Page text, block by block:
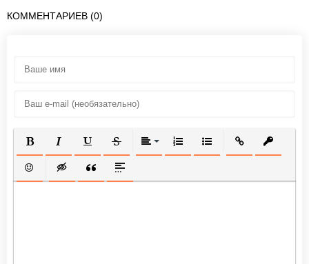
КОММЕНТАРИЕВ (0)
ПОЛУЖИРНЫЙ
КУРСИВПОДЧЕРКНУТЫЙ
ЗАЧЕРКНУТЫЙВЫРАВНИВАНИЕ
НУМЕРОВАННЫЙ СПИСОК
МАРКИРОВАННЫЙ
ВСТАВИТЬ
ВСТАВИТЬ СМАЙЛИК
ВСТАВКА СКРЫТОГО ТЕКСТА
ВСТАВКА ЦИТАТЫ
ВСТАВКА СПОЙЛЕРА